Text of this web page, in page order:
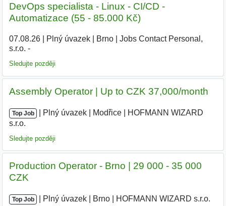
DevOps specialista - Linux - CI/CD -
Automatizace (55 - 85.000 Kč)
07.08.26| Plný úvazek| Brno|
Jobs Contact Personal,
s.r.o. -
Sledujte později
Assembly Operator | Up to CZK 37,000/month
Top Job Plný úvazek Modřice
HOFMANN WIZARD
s.r.o.
Sledujte později
Production Operator - Brno | 29 000 - 35 000
CZK
Top Job Plný úvazek Brno HOFMANN WIZARD s.r.o.